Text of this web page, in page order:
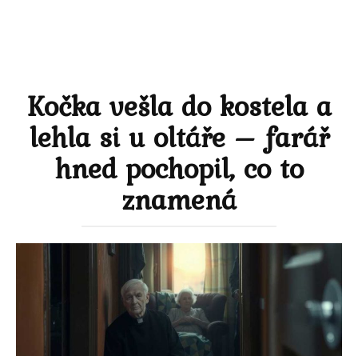
Kočka vešla do kostela a
lehla si u oltáře – farář
hned pochopil, co to
znamená